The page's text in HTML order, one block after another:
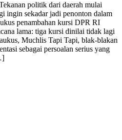
politik dari daerah mulai
ingin sekadar jadi penonton dalam
penambahan kursi DPR RI
lama: tiga kursi dinilai tidak lagi
Muchlis Tapi Tapi, blak-blakan
sebagai persoalan serius yang